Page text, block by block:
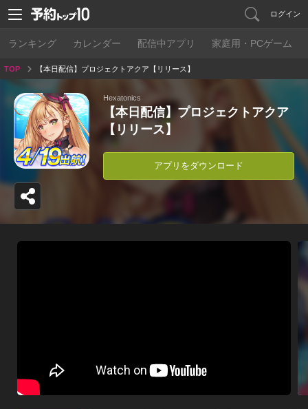
ログイン
ランキング カレンダー 配信中アプリ 家庭用・PCゲーム
TOP 【本日配信】プロジェクトアクア【リリース】
Hexatonics
【本日配信】プロジェクトアクア
【リリース】
アプリをダウンロード